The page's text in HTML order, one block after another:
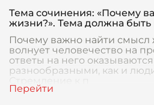
Тема сочинения: «Почему
жизни?». Тема должна быть
Почему важно найти смысл
волнует человечество на
ответы на него
разнообразными, как и
Стремление к п